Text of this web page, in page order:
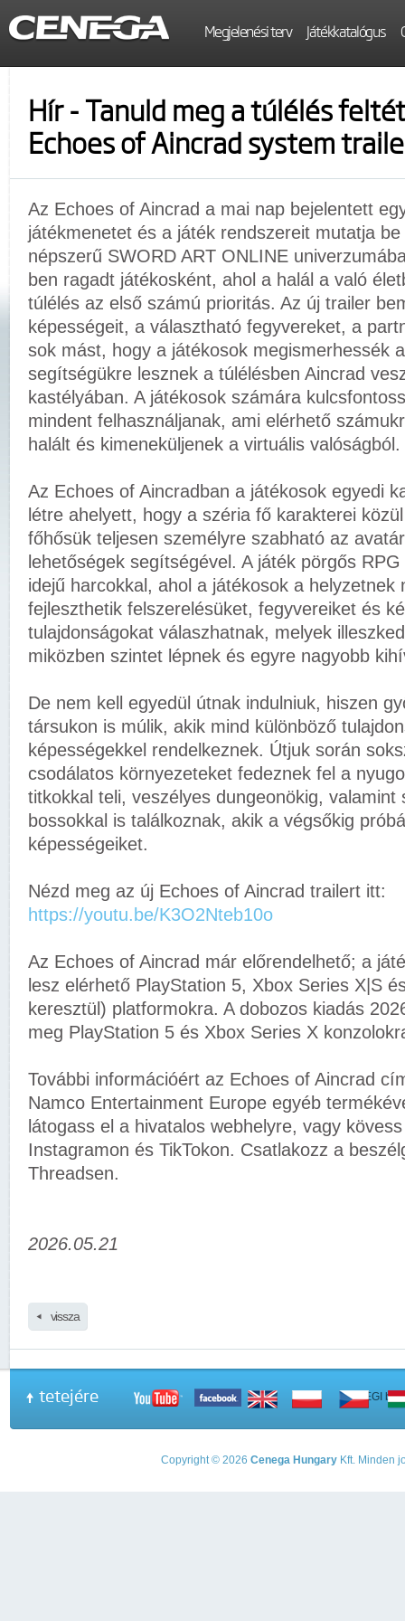
Megjelenési terv Játékkatalógus
Hír - Tanuld meg a túlélés
Echoes of Aincrad system
Az Echoes of Aincrad a mai nap bejelentett
játékmenetet és a játék rendszereit mutatja
népszerű SWORD ART ONLINE
ben ragadt játékosként, ahol a halál a való
túlélés az első számú prioritás. Az új trailer
képességeit, a választható fegyvereket, a
sok mást, hogy a játékosok megismerhessék
segítségükre lesznek a túlélésben Aincrad
kastélyában. A játékosok számára
mindent felhasználjanak, ami elérhető
halált és kimeneküljenek a virtuális valóságból.
Az Echoes of Aincradban a játékosok egyedi
létre ahelyett, hogy a széria fő karakterei
főhősük teljesen személyre szabható az
lehetőségek segítségével. A játék pörgős
idejű harcokkal, ahol a játékosok a helyzetnek
fejleszthetik felszerelésüket, fegyvereiket és
tulajdonságokat válaszhatnak, melyek
miközben szintet lépnek és egyre nagyobb
De nem kell egyedül útnak indulniuk, hiszen
társukon is múlik, akik mind különböző
képességekkel rendelkeznek. Útjuk során
csodálatos környezeteket fedeznek fel a
titkokkal teli, veszélyes dungeonökig, valamint
bossokkal is találkoznak, akik a végsőkig
képességeiket.
Nézd meg az új Echoes of Aincrad trailert itt:
https://youtu.be/K3O2Nteb10o
Az Echoes of Aincrad már előrendelhető; a
lesz elérhető PlayStation 5, Xbox Series X|S
keresztül) platformokra. A dobozos kiadás
meg PlayStation 5 és Xbox Series X
További információért az Echoes of Aincrad
Namco Entertainment Europe egyéb
látogass el a hivatalos webhelyre, vagy
Instagramon és TikTokon. Csatlakozz a
Threadsen.
2026.05.21
vissza
tetejére A PEGI
Copyright © 2026 Cenega Hungary Kft. Minden